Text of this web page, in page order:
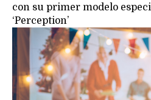
con su primer modelo
‘Perception’